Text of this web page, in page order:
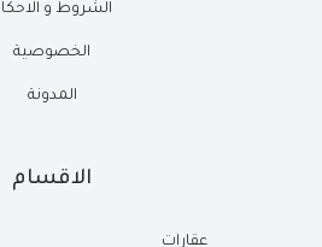
الشروط و
الخصوصية
المدونة
الاقسام
عقارات